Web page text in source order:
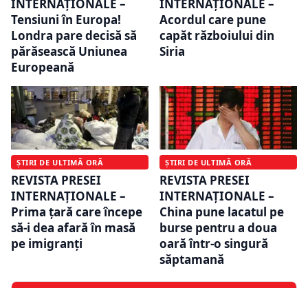
INTERNAŢIONALE –
Tensiuni în Europa!
Londra pare decisă să
părăsească Uniunea
Europeană
INTERNAŢIONALE –
Acordul care pune
capăt războiului din
Siria
ȘTIRI DE ULTIMĂ ORĂ
REVISTA PRESEI
INTERNAŢIONALE –
Prima ţară care începe
să-i dea afară în masă
pe imigranţi
ȘTIRI DE ULTIMĂ ORĂ
REVISTA PRESEI
INTERNAŢIONALE –
China pune lacatul pe
burse pentru a doua
oară într-o singură
săptamană